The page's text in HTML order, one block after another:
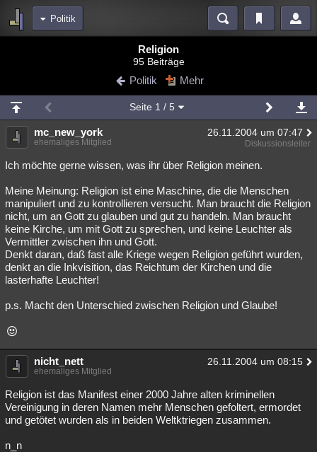
Politik
Blogs
Chat Wiki Neuigkeiten
meine Rubriken
Menschen Wissenschaft Mystery Kriminalfälle
Spiritualität Verschwörungen Technologie Ufologie
Natur Umfragen Unterhaltung
weitere Rubriken
Philosophie Träume Orte Esoterik Literatur
Astronomie Helpdesk Gruppen Gaming Filme
Übersichten
Besucht
Lesenswert Schlüsselwörter
Religion
95 Beiträge
Politik Mehr
Seite 1 / 5
mc_new_york 26.11.2004 um 07:47
ehemaliges Mitglied Diskussionsleiter
Ich möchte gerne wissen, was ihr über Religion meinen.
Meine Meinung: Religion ist eine Maschine, die die Menschen
manipuliert und zu kontrollieren versucht. Man braucht die Religion
nicht, um an Gott zu glauben und gut zu handeln. Man braucht
keine Kirche, um mit Gott zu sprechen, und keine Leuchter als
Vermittler zwischen ihn und Gott.
Denkt daran, daß fast alle Kriege wegen Religion geführt wurden,
denkt an die Inkvisition, das Reichtum der Kirchen und die
lasterhafte Leuchter!
p.s. Macht den Unterschied zwischen Religion und Glaube!
nicht_nett 26.11.2004 um 08:15
ehemaliges Mitglied
Religion ist das Manifest einer 2000 Jahre alten kriminellen
Vereinigung in deren Namen mehr Menschen gefoltert, ermordet
und getötet wurden als in beiden Weltktriegen zusammen.
n_n